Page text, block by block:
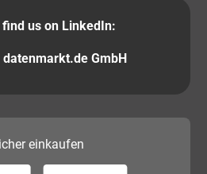
find us on LinkedIn:
datenmarkt.de GmbH
einkaufen